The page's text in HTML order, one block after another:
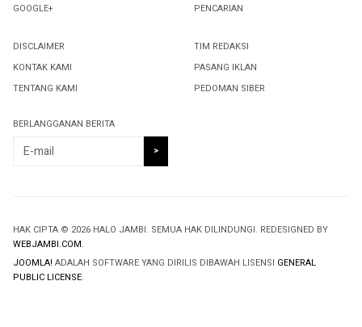
GOOGLE+
PENCARIAN
DISCLAIMER
KONTAK KAMI
TENTANG KAMI
TIM REDAKSI
PASANG IKLAN
PEDOMAN SIBER
BERLANGGANAN BERITA
HAK CIPTA © 2026 HALO JAMBI. SEMUA HAK DILINDUNGI. REDESIGNED BY
WEBJAMBI.COM.
JOOMLA! ADALAH SOFTWARE YANG DIRILIS DIBAWAH LISENSI GENERAL
PUBLIC LICENSE.